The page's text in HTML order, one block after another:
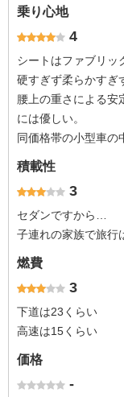
乗り心地
4
シートはファブリッ
硬すぎず柔らかすぎ
腰上の重さによる安
には優しい。
同価格帯の小型車の
積載性
3
セダンですから…
子連れの家族で旅行
燃費
3
下道は23くらい
高速は15くらい
価格
-